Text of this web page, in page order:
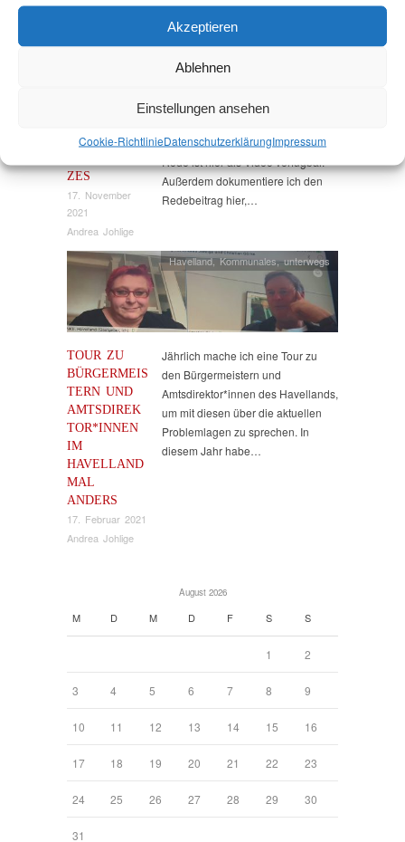
Akzeptieren
Ablehnen
Einstellungen ansehen
Cookie-RichtlinieDatenschutz­erklärungImpressum
KOMMUNAL
ZES
17. November
2021
Andrea Johlige
Änderung des
Beschlussempfehlung statt. Meine
Rede ist hier als Video verfügbar.
Außerdem dokumentiere ich den
Redebeitrag hier,…
TOUR ZU
BÜRGERMEIS
TERN UND
AMTSDIREK
TOR*INNEN
IM
HAVELLAND
MAL
ANDERS
17. Februar 2021
Andrea Johlige
Havelland,Kommunales,unterwegs
Jährlich mache ich eine Tour zu
den Bürgermeistern und
Amtsdirektor*innen des Havellands,
um mit diesen über die aktuellen
Problemlagen zu sprechen. In
diesem Jahr habe…
August 2026
M D M D F S S
1 2
3 4 5 6 7 8 9
10 11 12 13 14 15 16
17 18 19 20 21 22 23
24 25 26 27 28 29 30
31